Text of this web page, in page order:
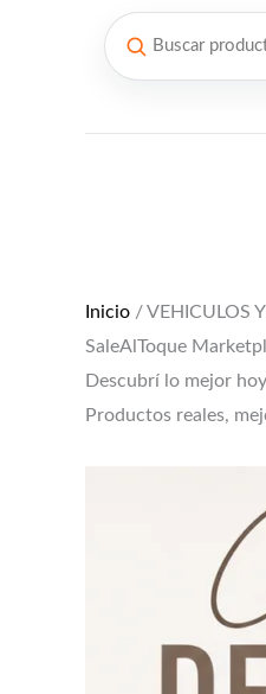
Inicio / VEHICULOS
SaleAlToque
Descubrí lo mejor hoy
Productos reales,